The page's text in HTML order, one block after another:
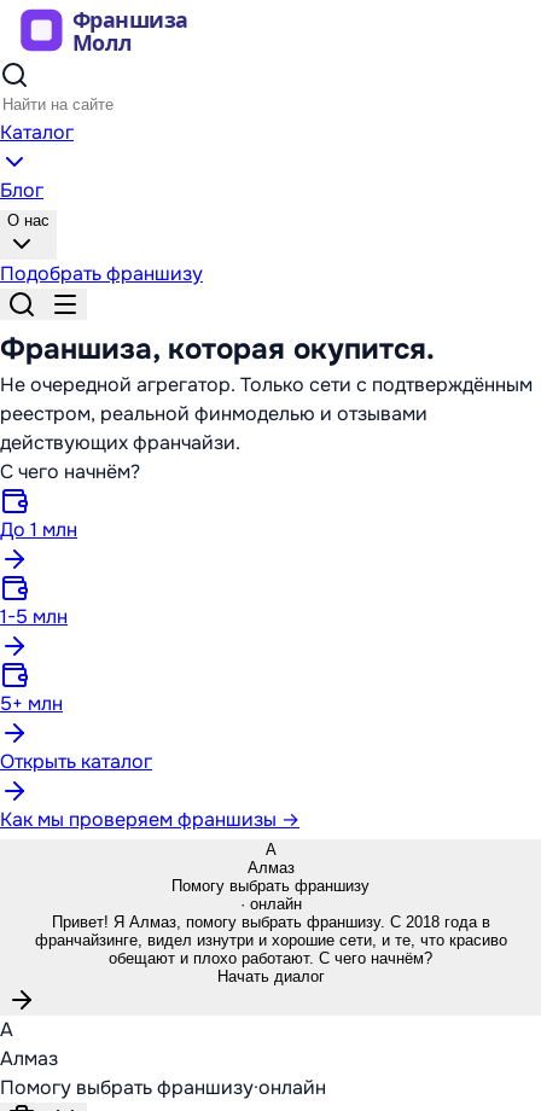
Каталог
Блог
О нас
Подобрать франшизу
Франшиза, которая окупится.
Не очередной агрегатор. Только сети с подтверждённым
реестром, реальной финмоделью и отзывами
действующих франчайзи.
С чего начнём?
До 1 млн
1-5 млн
5+ млн
Открыть каталог
Как мы проверяем франшизы →
А
Алмаз
Помогу выбрать франшизу
· онлайн
Привет! Я Алмаз, помогу выбрать франшизу. С 2018 года в
франчайзинге, видел изнутри и хорошие сети, и те, что красиво
обещают и плохо работают. С чего начнём?
Начать диалог
А
Алмаз
Помогу выбрать франшизу·онлайн